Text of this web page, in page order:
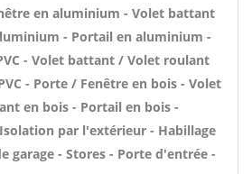
en aluminium - Volet battant
- Portail en aluminium -
- Volet battant / Volet roulant
- Porte / Fenêtre en bois - Volet
en bois - Portail en bois -
par l'extérieur - Habillage
garage - Stores - Porte d'entrée -